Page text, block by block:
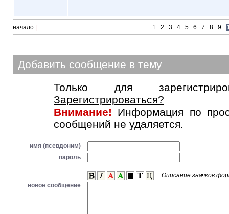
начало 1 . 2 . 3 . 4 . 5 . 6 . 7 . 8 . 9 .
Добавить сообщение в тему
Только для
Зарегистрироваться?
Внимание! Информация по
сообщений не удаляется.
имя (псевдоним)
пароль
Описание значков
новое сообщение